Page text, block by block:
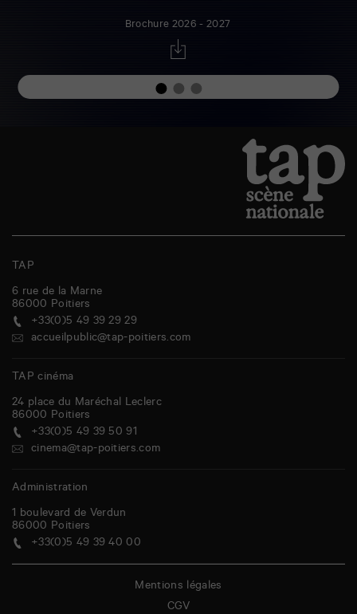
Brochure 2026 - 2027
TAP
6 rue de la Marne
86000 Poitiers
+33(0)5 49 39 29 29
accueilpublic@tap-poitiers.com
TAP cinéma
24 place du Maréchal Leclerc
86000 Poitiers
+33(0)5 49 39 50 91
cinema@tap-poitiers.com
Administration
1 boulevard de Verdun
86000 Poitiers
+33(0)5 49 39 40 00
Mentions légales
CGV